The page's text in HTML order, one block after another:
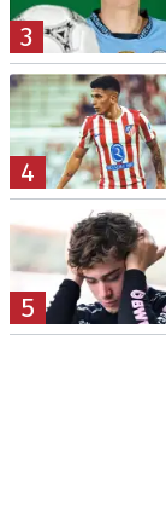
3
4
5